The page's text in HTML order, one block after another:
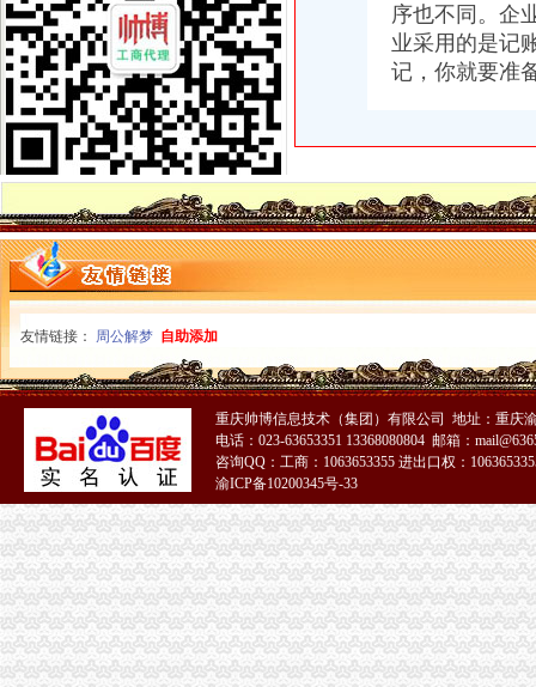
【南通教育公司注册_科技教育公司注册_教育公司注册流程】-南通赶
【图】公司0元注册,代理记账_六安工商注册_六安列表网
一元注册公司流程
【图】在成都注册一家公司需要的流程和费用有哪些？_成都工商注册_
温州启动注册资本登记制度改革一元钱也能办公司-浙商动态-浙商频道-
一元公司
浦口区工商局核发全区张一元公司营业执照
【章节】斗鱼之级乌鸦嘴第二十一章一元公司总部的那点儿破事儿
1元注册公司
1元注册公司！做账每月只需149元！【今日推荐网-广州工商/税务/财务
1元注册公司的个人主页-WeCenter社交化问答社区程序
0元注册公司
0元注册公司代办工商全套手续-聊城58同城
新都0元注册公司,代理记账,公司转让,注销成都工商年检今题网
重庆一元注册公司
公司已经在重庆公积金管理中心注册了一个账号了,公司四月份已经
重庆元邦农业发展有限公司
重庆0元注册公司
重庆都尚装修有限公司-土巴兔装修网
【知识产权管理规范】-贯彻企业知识产权管理管规范认定（励补助
重庆免费注册公司
重庆冰盈注册安全工程师事务所有限公司
重庆九龙坡商标注册找哪个公司？_第1页_重庆E线广告设计策划_职场
免费注册公司
徐州专业免费公司注册_徐州商务服务-徐州-苏北信息港
潍坊免费公司注册、潍坊明诚代理记账、潍坊免费公司注册工商代理-
工商动态
序也不同。企
业采用的是记
记，你就要准
友情链接： 周公解梦 自助添加
重庆帅博信息技术（集团）有限公司 地址：重庆
电话：023-63653351 13368080804 邮箱：
咨询QQ：工商：1063653355 进出口权：
渝ICP备10200345号-33